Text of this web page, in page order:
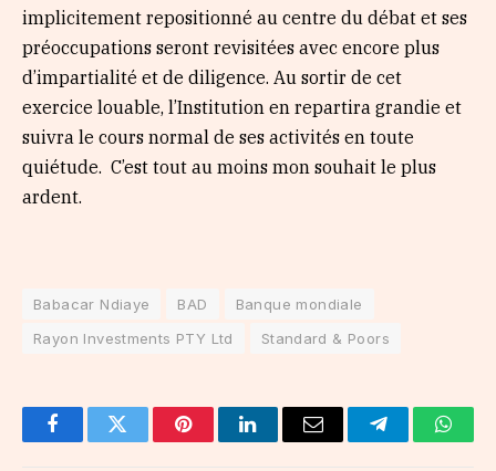
implicitement repositionné au centre du débat et ses
préoccupations seront revisitées avec encore plus
d’impartialité et de diligence. Au sortir de cet
exercice louable, l’Institution en repartira grandie et
suivra le cours normal de ses activités en toute
quiétude. C’est tout au moins mon souhait le plus
ardent.
Babacar Ndiaye BAD
Banque mondiale
Rayon Investments PTY Ltd
Standard & Poors
FacebookTwitter PinterestLinkedInEmail Telegram